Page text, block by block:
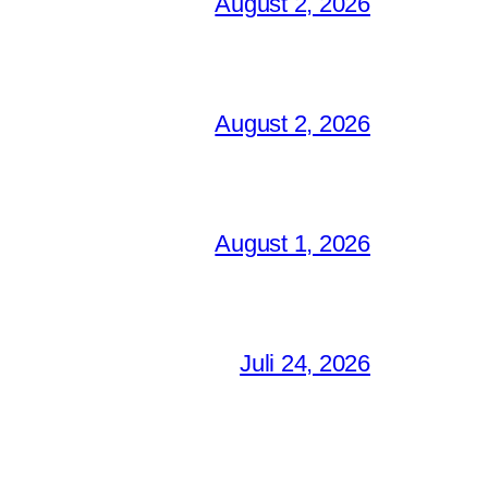
August 2, 2026
August 1, 2026
Juli 24, 2026